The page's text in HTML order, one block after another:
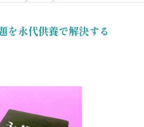
を永代供養で解決する